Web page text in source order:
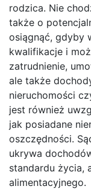
rodzica. Nie
także o
osiągnąć, gdyby
kwalifikacje i
zatrudnienie,
ale także
nieruchomości
jest również
jak posiadane
oszczędności.
ukrywa
standardu życia,
alimentacyjnego.